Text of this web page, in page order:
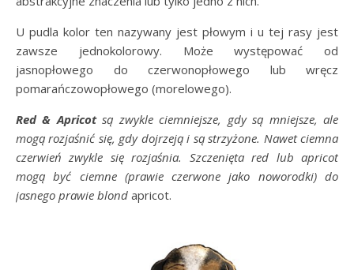
U pudla kolor ten nazywany jest płowym i u tej rasy jest
zawsze jednokolorowy. Może występować od
jasnopłowego do czerwonopłowego lub wręcz
pomarańczowopłowego (morelowego).
Red & Apricotsą zwykle ciemniejsze, gdy są mniejsze, ale
mogą rozjaśnić się, gdy dojrzeją i są strzyżone. Nawet ciemna
czerwień zwykle się rozjaśnia. Szczenięta red lub apricot
mogą być ciemne (prawie czerwone jako noworodki) do
jasnego prawie blond apricot.